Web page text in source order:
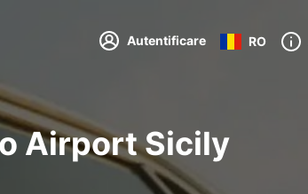
Autentificare RO
Airport Sicily